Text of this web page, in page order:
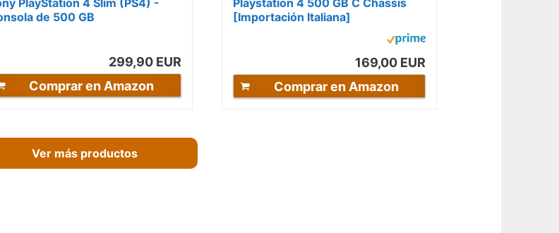
PlayStation 4 Slim (PS4) -
de 500 GB
299,90 EUR
Comprar en Amazon
Playstation 4 500 GB C Chassis
[Importación Italiana]
169,00 EUR
Comprar en Amazon
Ver más productos